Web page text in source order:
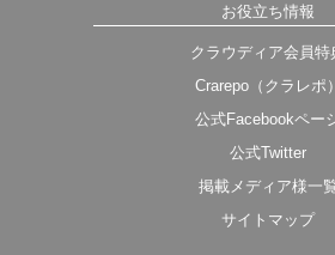
お役立ち情報
クラウディア会員特
Crarepo（クラレポ）
公式Facebookペー
公式Twitter
掲載メディア様一
サイトマップ